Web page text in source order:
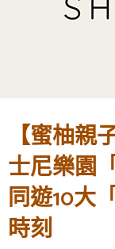
【蜜柚
士尼樂園
同遊10大
時刻